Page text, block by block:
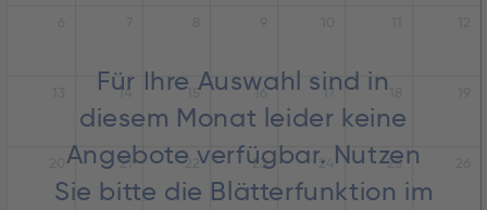
Für Ihre Auswahl sind in
diesem Monat leider keine
Angebote verfügbar. Nutzen
Sie bitte die Blätterfunktion im
14 15 16 17
21 22 23 24 25